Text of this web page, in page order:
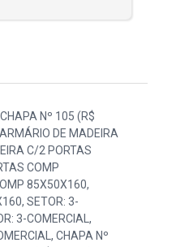
C/2 LUGARES COURVIN PRETO MARCA MARELLI, SETOR: 6-RECEPÇÃO, CHAPA Nº 295 (R$ 152,00); 01 CADEIRA FIXA C/BRAÇOS COURVIN PRETO MARCA MARELLI, SETOR: 6-RECEPÇÃO, CHAPA Nº 296 (R$ 80,00); 01 CADEIRA FIXA C/BRAÇOS COURVIN PRETO MARCA MARELLI, SETOR: 6-RECEPÇÃO, CHAPA Nº 297 (R$ 80,00); 01 CADEIRA FIXA C/BRAÇOS COURVIN PRETO MARCA MARELLI, SETOR: 6-RECEPÇÃO, CHAPA Nº 298 (R$ 80,00); 01 CADEIRA GIRATÓRIA C/BRAÇOS COURVIN PRETO MARCA MARELLI, SETOR: 5-DIRETORIA, CHAPA Nº 299 (R$ 150,00); 01 CADEIRA GIRATÓRIA C/BRAÇOS COURVIN PRETO MARCA MARELLI, SETOR: 5-DIRETORIA, CHAPA Nº 300 (R$ 150,00); 01 CADEIRA GIRATÓRIA C/BRAÇOS COURVIN PRETO MARCA MARELLI, SETOR: 5-DIRETORIA, CHAPA Nº 301 (R$ 150,00); 01 CADEIRA GIRATÓRIA C/BRAÇOS COURVIN PRETO MARCA MARELLI, SETOR: 6-RECEPÇÃO, CHAPA Nº 302 (R$ 150,00); 01 CADEIRA GIRATÓRIA C/BRAÇOS COURVIN PRETO MARCA MARELLI, SETOR: 6-RECEPÇÃO, CHAPA Nº 303 (R$ 150,00); 01 BALCÃO DE MADEIRA C/3 PORTAS E 3 GAVETAS COMP 180X70, SETOR: 6-RECEPÇÃO, CHAPA Nº 305 (R$ 84,00); 01 CADEIRA GIRATÓRIA C/BRAÇOS COURVIN PRETO MARCA MARELLI, SETOR: 6-RECEPÇÃO, CHAPA Nº 307 (R$ 150,00); 01 CADEIRA GIRATÓRIA C/BRAÇOS COURVIN PRETO MARCA MARELLI, SETOR: 6-RECEPÇÃO, CHAPA Nº 308 (R$ 150,00); 01 CADEIRA GIRATÓRIA C/BRAÇOS COURVIN PRETO MARCA MARELLI, SETOR: 6-RECEPÇÃO, CHAPA Nº 309 (R$ 150,00); 01 CADEIRA GIRATÓRIA C/BRAÇOS COURVIN PRETO MARCA MARELLI, SETOR: 1-ADMINISTRATIVO, CHAPA Nº 310 (R$ 15